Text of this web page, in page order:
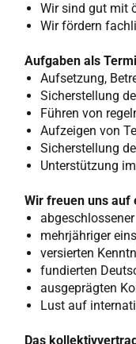
Wir sind gut mit
Wir fördern
Aufgaben als
Aufsetzung,
Sicherstellung
Führen von
Aufzeigen von
Sicherstellung
Unterstützung
Wir freuen uns auf
mehrjähriger
versierten
fundierten
ausgeprägten
Lust auf
Das